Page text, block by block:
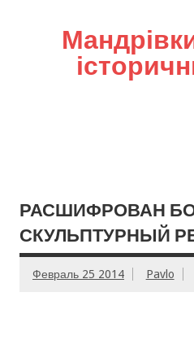
РАСШИФРОВАН
СКУЛЬПТУРНЫЙ
Февраль 25 2014 Pavlo